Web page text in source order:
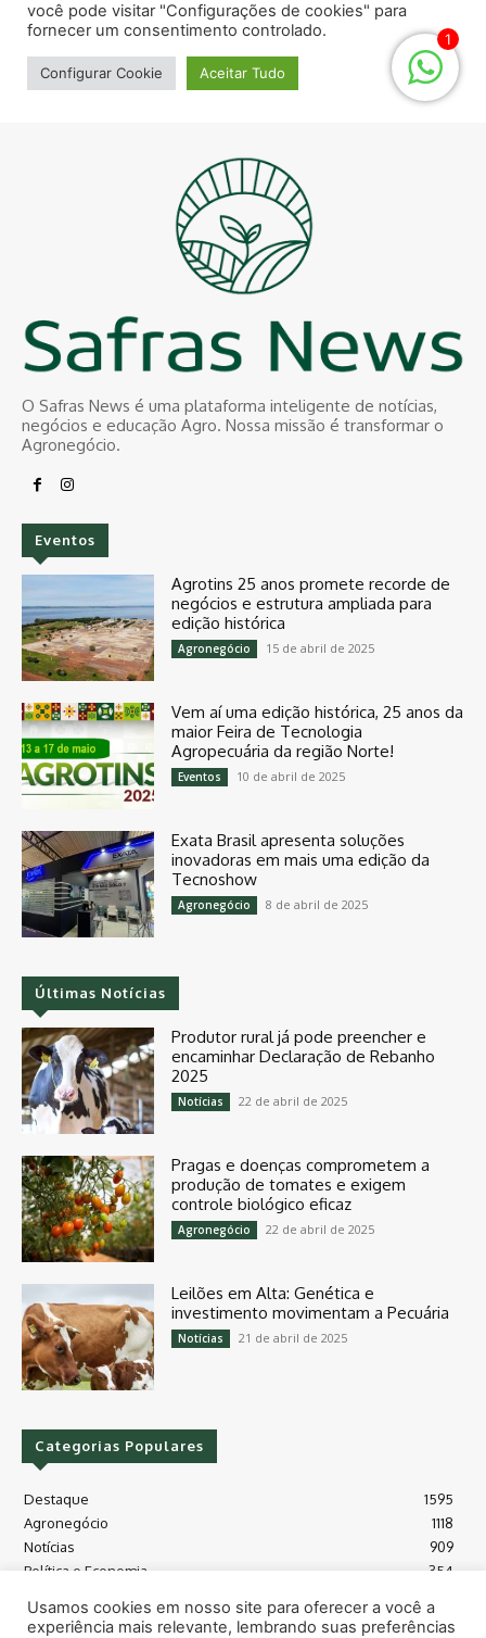
O Safras News é uma plataforma inteligente de notícias,
negócios e educação Agro. Nossa missão é transformar o
Agronegócio.
Eventos
Agrotins 25 anos promete recorde de
negócios e estrutura ampliada para
edição histórica
Agronegócio 15 de abril de 2025
Vem aí uma edição histórica, 25 anos da
maior Feira de Tecnologia
Agropecuária da região Norte!
Eventos 10 de abril de 2025
Exata Brasil apresenta soluções
inovadoras em mais uma edição da
Tecnoshow
Agronegócio 8 de abril de 2025
Últimas Notícias
Produtor rural já pode preencher e
encaminhar Declaração de Rebanho
2025
Notícias 22 de abril de 2025
Pragas e doenças comprometem a
produção de tomates e exigem
controle biológico eficaz
Agronegócio 22 de abril de 2025
Leilões em Alta: Genética e
investimento movimentam a Pecuária
Notícias 21 de abril de 2025
Categorias Populares
Destaque
1595
Agronegócio
1118
Notícias
909
Política e Economia
354
Máquinas e Tecnologia
128
Usamos cookies em nosso site para oferecer a você a
experiência mais relevante, lembrando suas preferências